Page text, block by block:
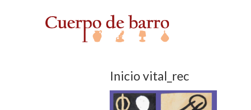
Inicio vital_rec